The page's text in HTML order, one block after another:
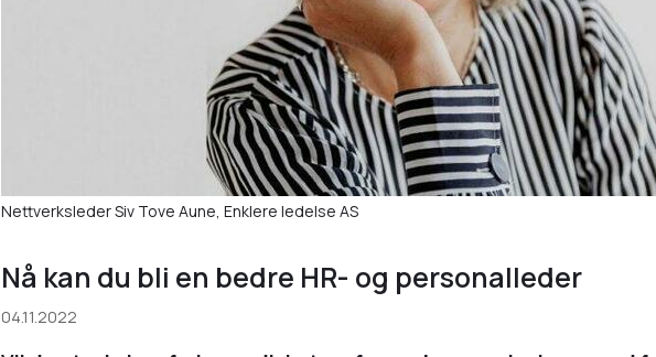
Nettverksleder Siv Tove Aune, Enklere ledelse AS
Nå kan du bli en bedre HR- og personalleder
04.11.2022